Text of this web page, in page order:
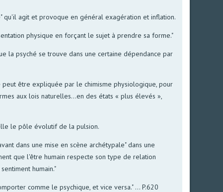
qu'il agit et provoque en général exagération et inflation.
physique en forçant le sujet à prendre sa forme."
la psyché se trouve dans une certaine dépendance par
peut être expliquée par le chimisme physiologique, pour
aux lois naturelles...en des états « plus élevés »,
le pôle évolutif de la pulsion.
dans une mise en scène archétypale" dans une
que l'être humain respecte son type de relation
humain."
comme le psychique, et vice versa." ... P.620